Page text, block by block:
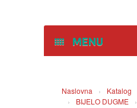
MENU
DVD
Naslovna › Katalog
›
BIJELO DUGME ›